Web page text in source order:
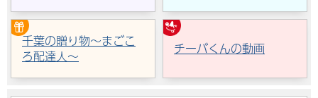
千葉の贈り物～まごこ
ろ配達人～
チーバくんの動画